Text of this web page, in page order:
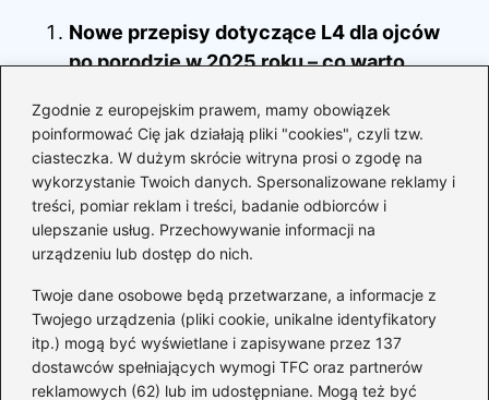
Zgodnie z europejskim prawem, mamy obowiązek
poinformować Cię jak działają pliki "cookies", czyli tzw.
ciasteczka. W dużym skrócie witryna prosi o zgodę na
wykorzystanie Twoich danych. Spersonalizowane reklamy i
treści, pomiar reklam i treści, badanie odbiorców i
ulepszanie usług. Przechowywanie informacji na
urządzeniu lub dostęp do nich.
Twoje dane osobowe będą przetwarzane, a informacje z
Twojego urządzenia (pliki cookie, unikalne identyfikatory
itp.) mogą być wyświetlane i zapisywane przez 137
dostawców spełniających wymogi TFC oraz partnerów
reklamowych (62) lub im udostępniane. Mogą też być
Nowe przepisy dotyczące L4 dla ojców
po porodzie w 2025 roku – co warto
Zwolnienie na opiekę nad partnerką po
porodzie – co warto wiedzieć?
Czy można zapisać dziecko do
przedszkola w innej gminie? Przewodnik
dla rodziców
Jak radzić sobie z bolesnym karmieniem
piersią? Rekomendacje z forum mam
Kiedy można myśleć o kolejnej ciąży po